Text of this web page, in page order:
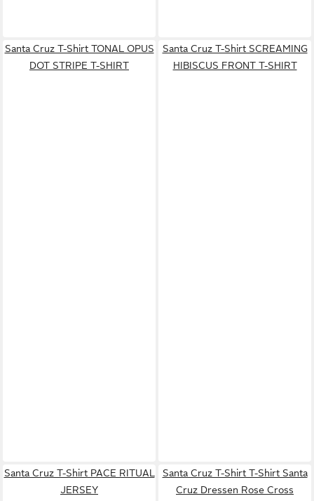
Santa Cruz T-Shirt TONAL OPUS
DOT STRIPE T-SHIRT
Santa Cruz T-Shirt SCREAMING
HIBISCUS FRONT T-SHIRT
Santa Cruz T-Shirt PACE RITUAL
JERSEY
Santa Cruz T-Shirt T-Shirt Santa
Cruz Dressen Rose Cross